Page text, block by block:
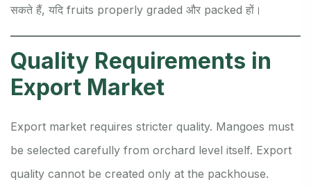
सकते हैं, यदि fruits properly graded और packed हों।
Quality Requirements in
Export Market
Export market requires stricter quality. Mangoes must
be selected carefully from orchard level itself. Export
quality cannot be created only at the packhouse.